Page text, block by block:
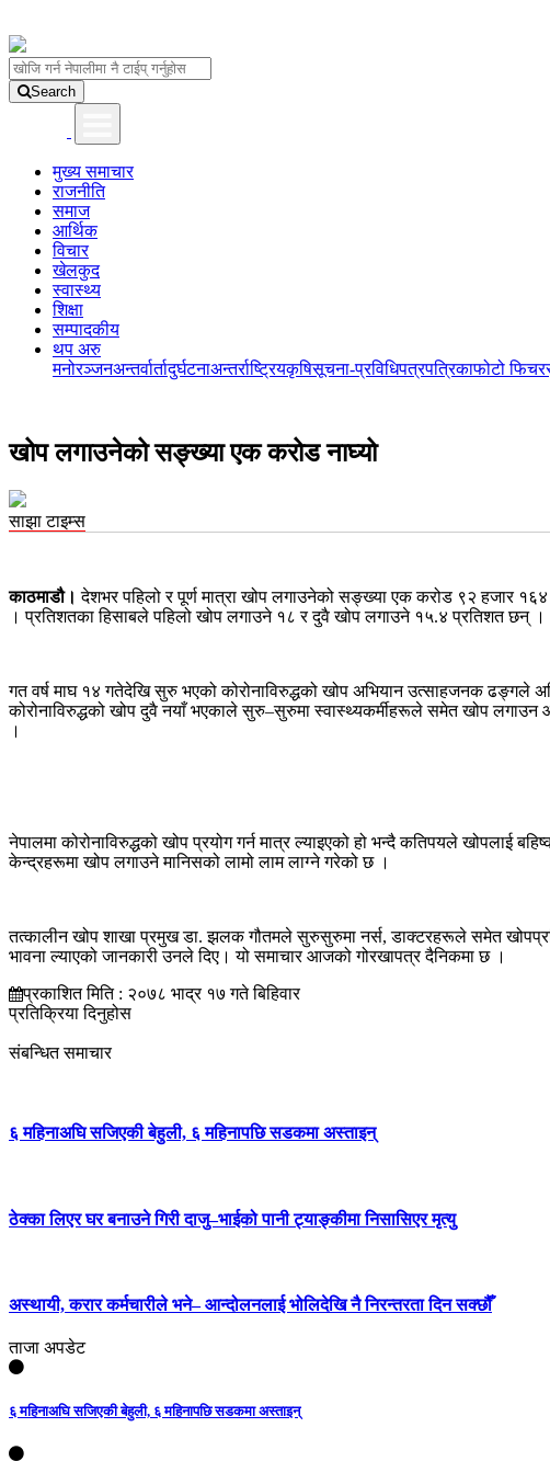
Search
मुख्य समाचार
राजनीति
समाज
आर्थिक
विचार
खेलकुद
स्वास्थ्य
शिक्षा
सम्पादकीय
थप अरु
मनोरञ्जनअन्तर्वार्तादुर्घटनाअन्तर्राष्ट्रियकृषिसूचना-प्रविधिपत्रपत्रिकाफोटो फिचर
खोप लगाउनेको सङ्ख्या एक करोड नाघ्यो
साझा टाइम्स
काठमाडौ। देशभर पहिलो र पूर्ण मात्रा खोप लगाउनेको सङ्ख्या एक करोड ९२ हजार
। प्रतिशतका हिसाबले पहिलो खोप लगाउने १८ र दुवै खोप लगाउने १५.४ प्रतिशत छन् ।
गत वर्ष माघ १४ गतेदेखि सुरु भएको कोरोनाविरुद्धको खोप अभियान उत्साहजनक ढङ्गले
कोरोनाविरुद्धको खोप दुवै नयाँ भएकाले सुरु–सुरुमा स्वास्थ्यकर्मीहरूले समेत खोप लगाउन
।
नेपालमा कोरोनाविरुद्धको खोप प्रयोग गर्न मात्र ल्याइएको हो भन्दै कतिपयले खोपलाई
केन्द्रहरूमा खोप लगाउने मानिसको लामो लाम लाग्ने गरेको छ ।
तत्कालीन खोप शाखा प्रमुख डा. झलक गौतमले सुरुसुरुमा नर्स, डाक्टरहरूले समेत
भावना ल्याएको जानकारी उनले दिए। यो समाचार आजको गोरखापत्र दैनिकमा छ ।
प्रकाशित मिति : २०७८ भाद्र १७ गते बिहिवार
प्रतिक्रिया दिनुहोस
संबन्धित समाचार
६ महिनाअघि सजिएकी बेहुली, ६ महिनापछि सडकमा अस्ताइन्
ठेक्का लिएर घर बनाउने गिरी दाजु–भाईको पानी ट्याङ्कीमा निसासिएर मृत्यु
अस्थायी, करार कर्मचारीले भने– आन्दोलनलाई भोलिदेखि नै निरन्तरता दिन सक्छौँ
ताजा अपडेट
६ महिनाअघि सजिएकी बेहुली, ६ महिनापछि सडकमा अस्ताइन्